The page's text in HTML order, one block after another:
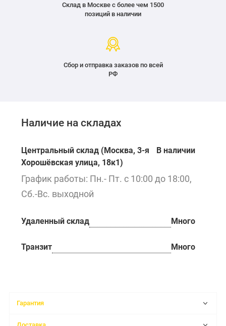
Склад в Москве с более чем 1500
позиций в наличии
Сбор и отправка заказов по всей
РФ
Наличие на складах
Центральный склад (Москва, 3-я
Хорошёвская улица, 18к1)
В наличии
График работы: Пн.- Пт. с 10:00 до 18:00,
Сб.-Вс. выходной
Удаленный склад Много
Транзит Много
Гарантия